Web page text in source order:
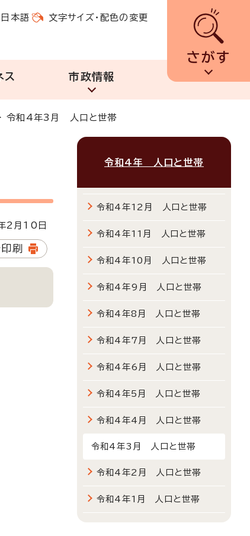
本語 文字サイズ・配色の変更
さがす
ス 市政情報
令和4年3月 人口と世帯
2月10日
刷
令和4年 人口と世帯
令和4年12月 人口と世帯
令和4年11月 人口と世帯
令和4年10月 人口と世帯
令和4年9月 人口と世帯
令和4年8月 人口と世帯
令和4年7月 人口と世帯
令和4年6月 人口と世帯
令和4年5月 人口と世帯
令和4年4月 人口と世帯
令和4年3月 人口と世帯
令和4年2月 人口と世帯
令和4年1月 人口と世帯